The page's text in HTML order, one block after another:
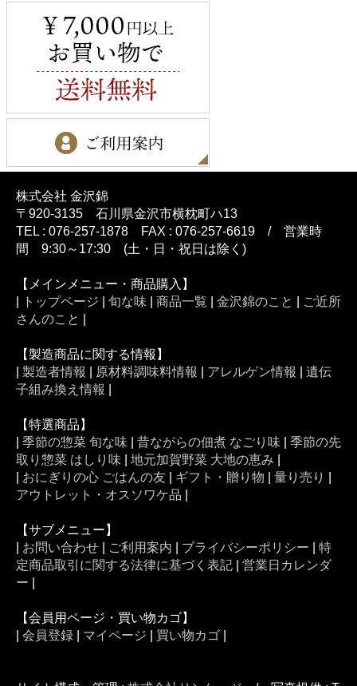
株式会社 金沢錦
〒920-3135 石川県金沢市横枕町ハ13
TEL : 076-257-1878 FAX : 076-257-6619 / 営業時
間 9:30～17:30 (土・日・祝日は除く)
【メインメニュー・商品購入】
トップページ 旬な味 商品一覧 金沢錦のこと
ご近所
さんのこと
【製造商品に関する情報】
製造者情報 原材料調味料情報 アレルゲン情報
遺伝
子組み換え情報
【特選商品】
季節の惣菜 旬な味 昔ながらの佃煮 なごり味
季節の先
取り惣菜 はしり味
地元加賀野菜 大地の恵み
おにぎりの心 ごはんの友 ギフト・贈り物 量り売り
アウトレット・オスソワケ品
【サブメニュー】
お問い合わせ ご利用案内 プライバシーポリシー
特
定商品取引に関する法律に基づく表記
営業日カレンダ
ー
【会員用ページ・買い物カゴ】
会員登録 マイページ 買い物カゴ